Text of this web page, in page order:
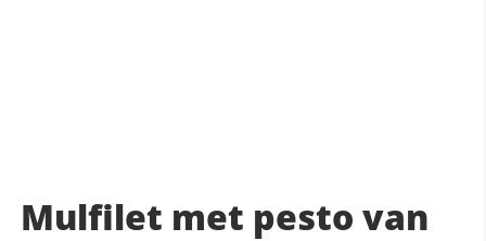
Mulfilet met pesto van